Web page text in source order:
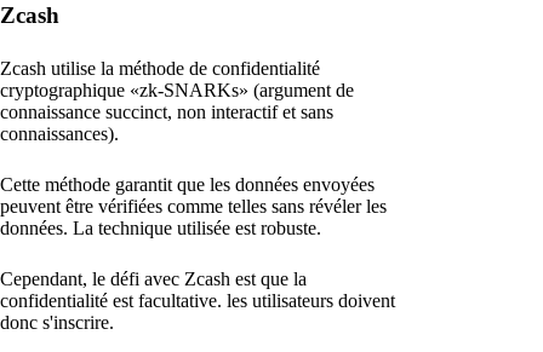
Zcash
Zcash utilise la méthode de confidentialité
cryptographique «zk-SNARKs» (argument de
connaissance succinct, non interactif et sans
connaissances).
Cette méthode garantit que les données envoyées
peuvent être vérifiées comme telles sans révéler les
données. La technique utilisée est robuste.
Cependant, le défi avec Zcash est que la
confidentialité est facultative. les utilisateurs doivent
donc s'inscrire.